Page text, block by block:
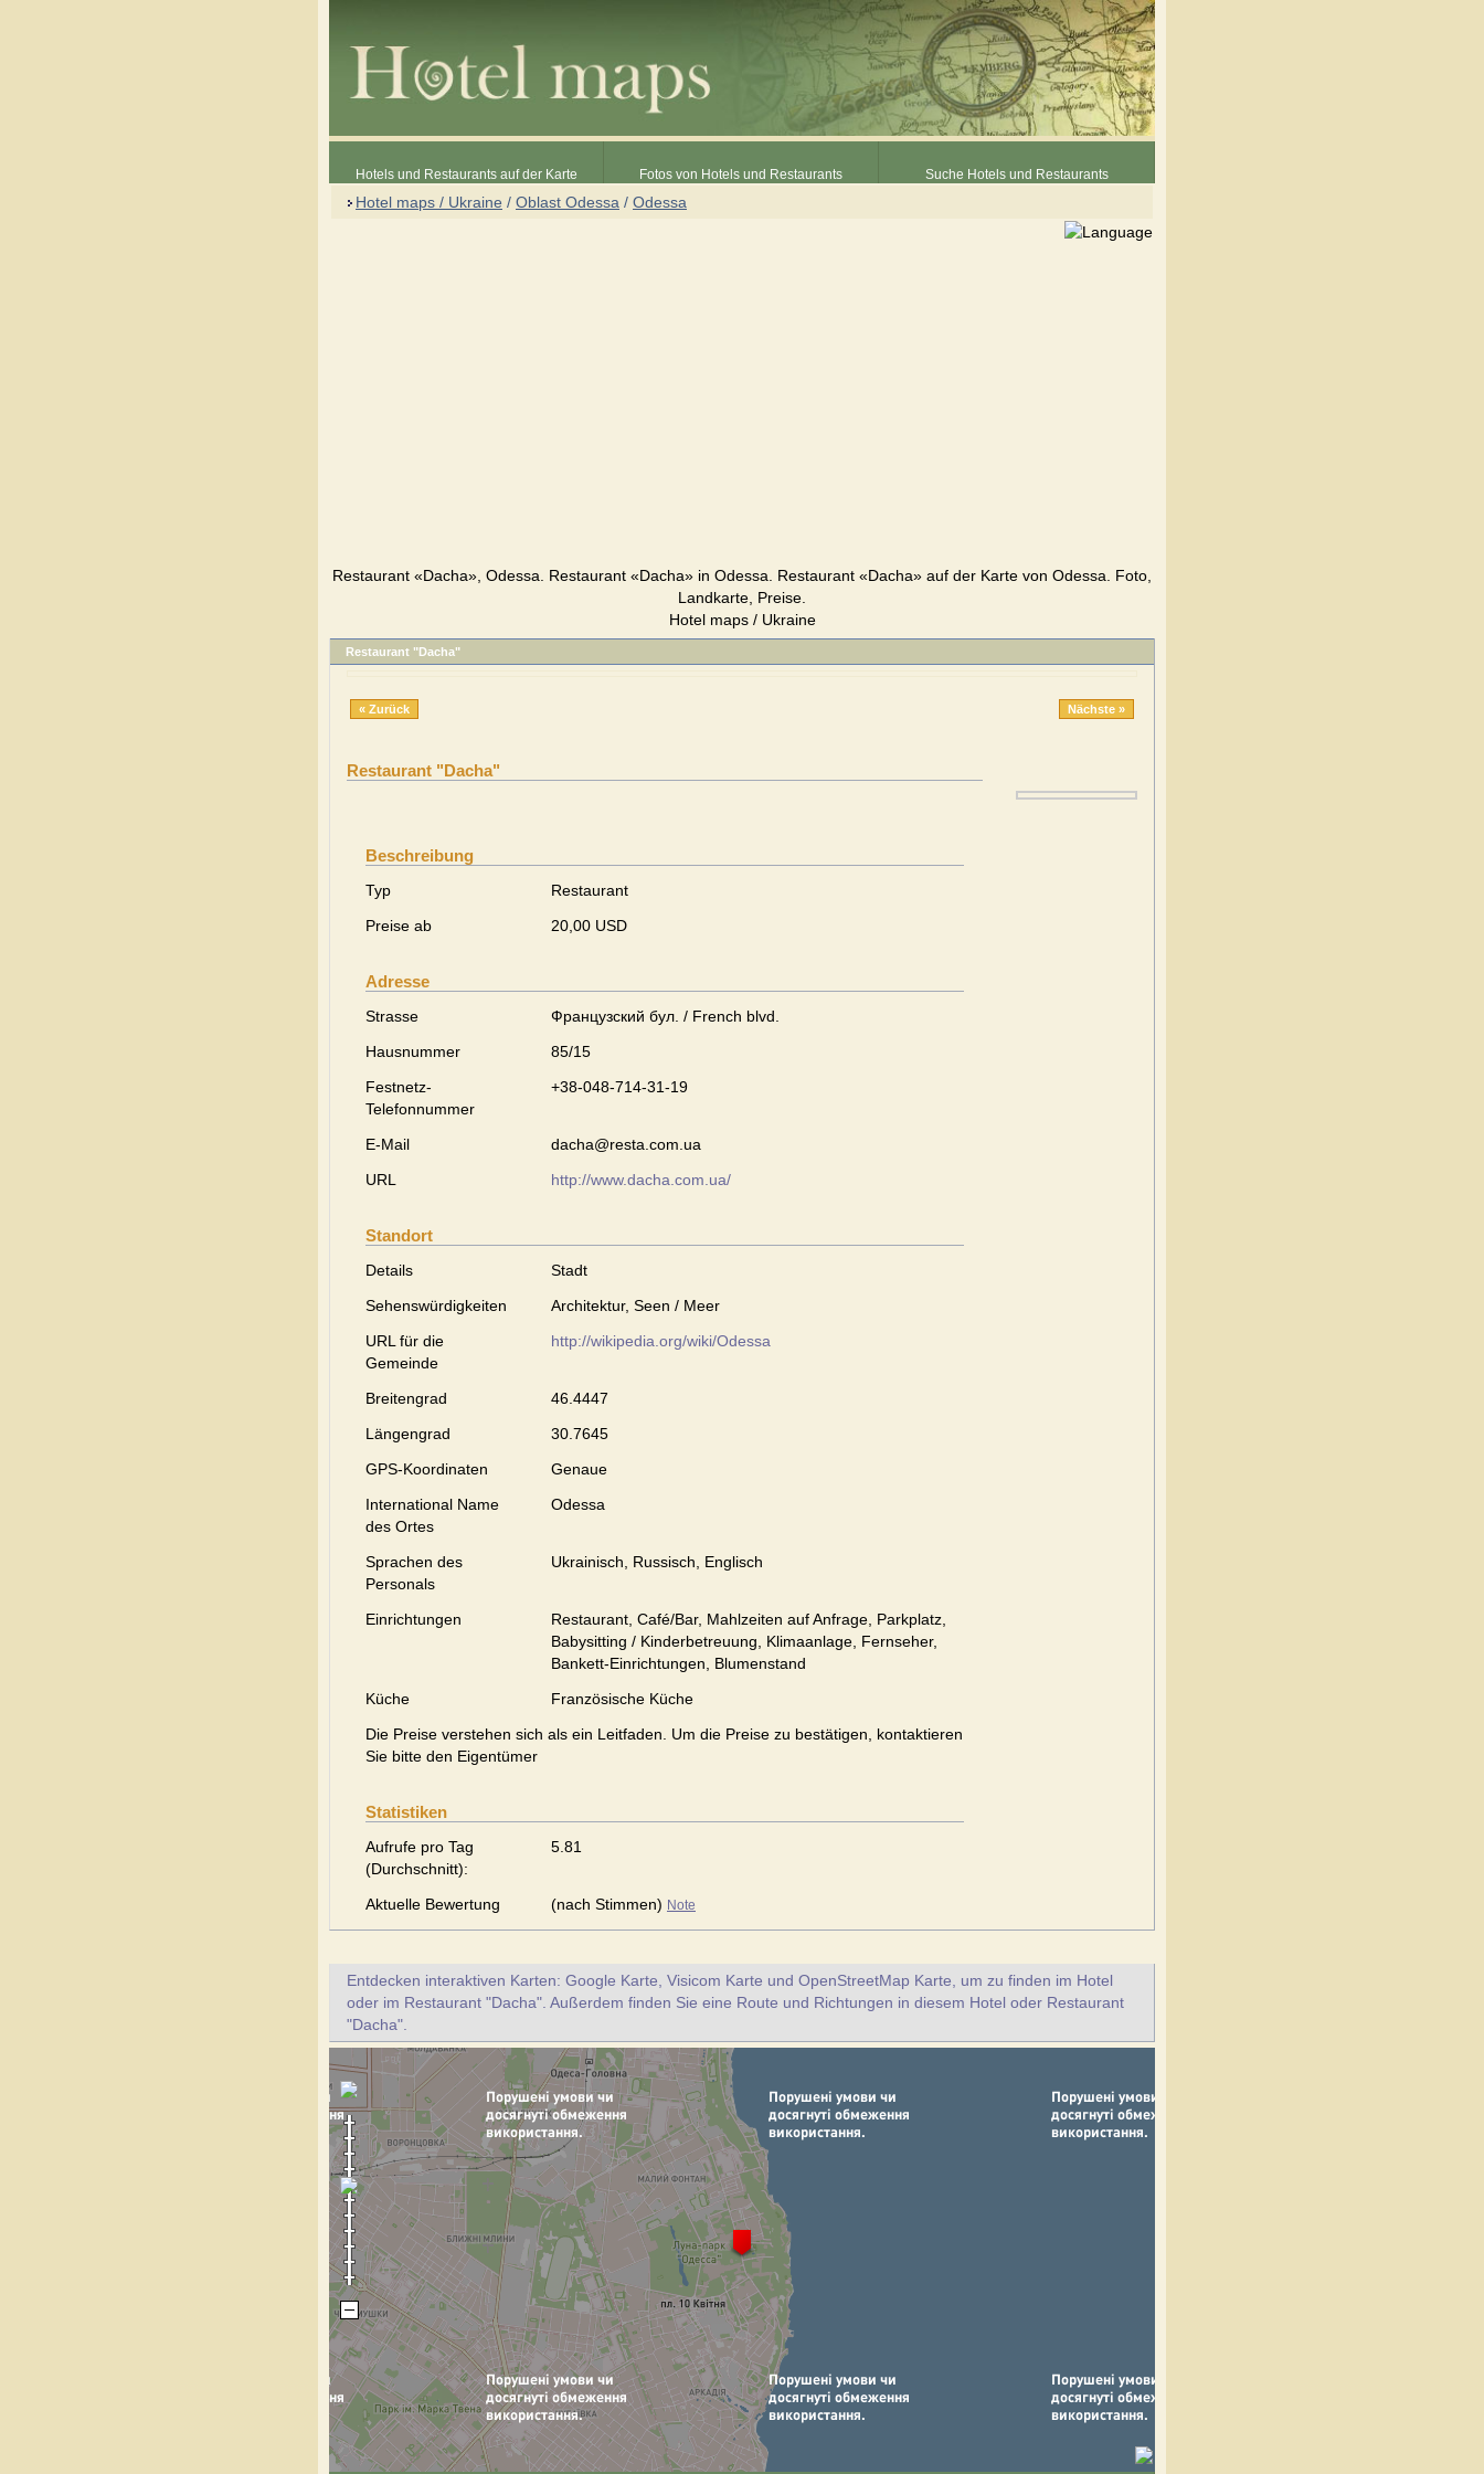
Hotels und Restaurants auf der Karte Fotos von Hotels und Restaurants Suche Hotels und Restaurants
Hotel maps / Ukraine / Oblast Odessa / Odessa
Restaurant «Dacha», Odessa. Restaurant «Dacha» in Odessa. Restaurant «Dacha» auf der Karte von Odessa. Foto,
Landkarte, Preise.
Hotel maps / Ukraine
Restaurant "Dacha"
« Zurück Nächste »
Restaurant "Dacha"
Beschreibung
Typ
Restaurant
Preise ab
20,00 USD
Adresse
Strasse
Французский бул. / French blvd.
Hausnummer
85/15
Festnetz-
Telefonnummer
+38-048-714-31-19
E-Mail
dacha@resta.com.ua
URL
http://www.dacha.com.ua/
Standort
Details
Stadt
Sehenswürdigkeiten
Architektur, Seen / Meer
URL für die
Gemeinde
http://wikipedia.org/wiki/Odessa
Breitengrad
46.4447
Längengrad
30.7645
GPS-Koordinaten
Genaue
International Name
des Ortes
Odessa
Sprachen des
Personals
Ukrainisch, Russisch, Englisch
Einrichtungen
Restaurant, Café/Bar, Mahlzeiten auf Anfrage, Parkplatz,
Babysitting / Kinderbetreuung, Klimaanlage, Fernseher,
Bankett-Einrichtungen, Blumenstand
Küche
Französische Küche
Die Preise verstehen sich als ein Leitfaden. Um die Preise zu bestätigen, kontaktieren
Sie bitte den Eigentümer
Statistiken
Aufrufe pro Tag
(Durchschnitt):
5.81
Aktuelle Bewertung (nach Stimmen) Note
Entdecken interaktiven Karten: Google Karte, Visicom Karte und OpenStreetMap Karte, um zu finden im Hotel
oder im Restaurant "Dacha". Außerdem finden Sie eine Route und Richtungen in diesem Hotel oder Restaurant
"Dacha".